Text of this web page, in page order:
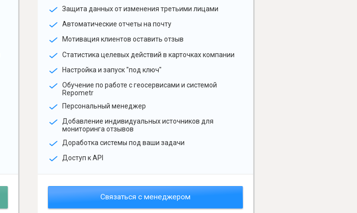
Защита данных от изменения третьими лицами
Автоматические отчеты на почту
Мотивация клиентов оставить отзыв
Статистика целевых действий в карточках компании
Настройка и запуск "под ключ"
Обучение по работе с геосервисами и системой
Repometr
Персональный менеджер
Добавление индивидуальных источников для
мониторинга отзывов
Доработка системы под ваши задачи
Доступ к API
Связаться с менеджером